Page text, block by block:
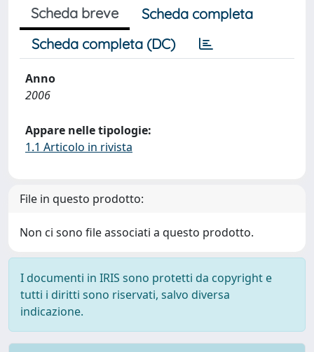
Scheda breve
Scheda completa
Scheda completa (DC)
Anno
2006
Appare nelle tipologie:
1.1 Articolo in rivista
File in questo prodotto:
Non ci sono file associati a questo prodotto.
I documenti in IRIS sono protetti da copyright e
tutti i diritti sono riservati, salvo diversa
indicazione.